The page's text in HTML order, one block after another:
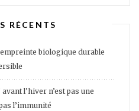
RÉCENTS
biologique durable
l’hiver n’est pas une
l’immunité